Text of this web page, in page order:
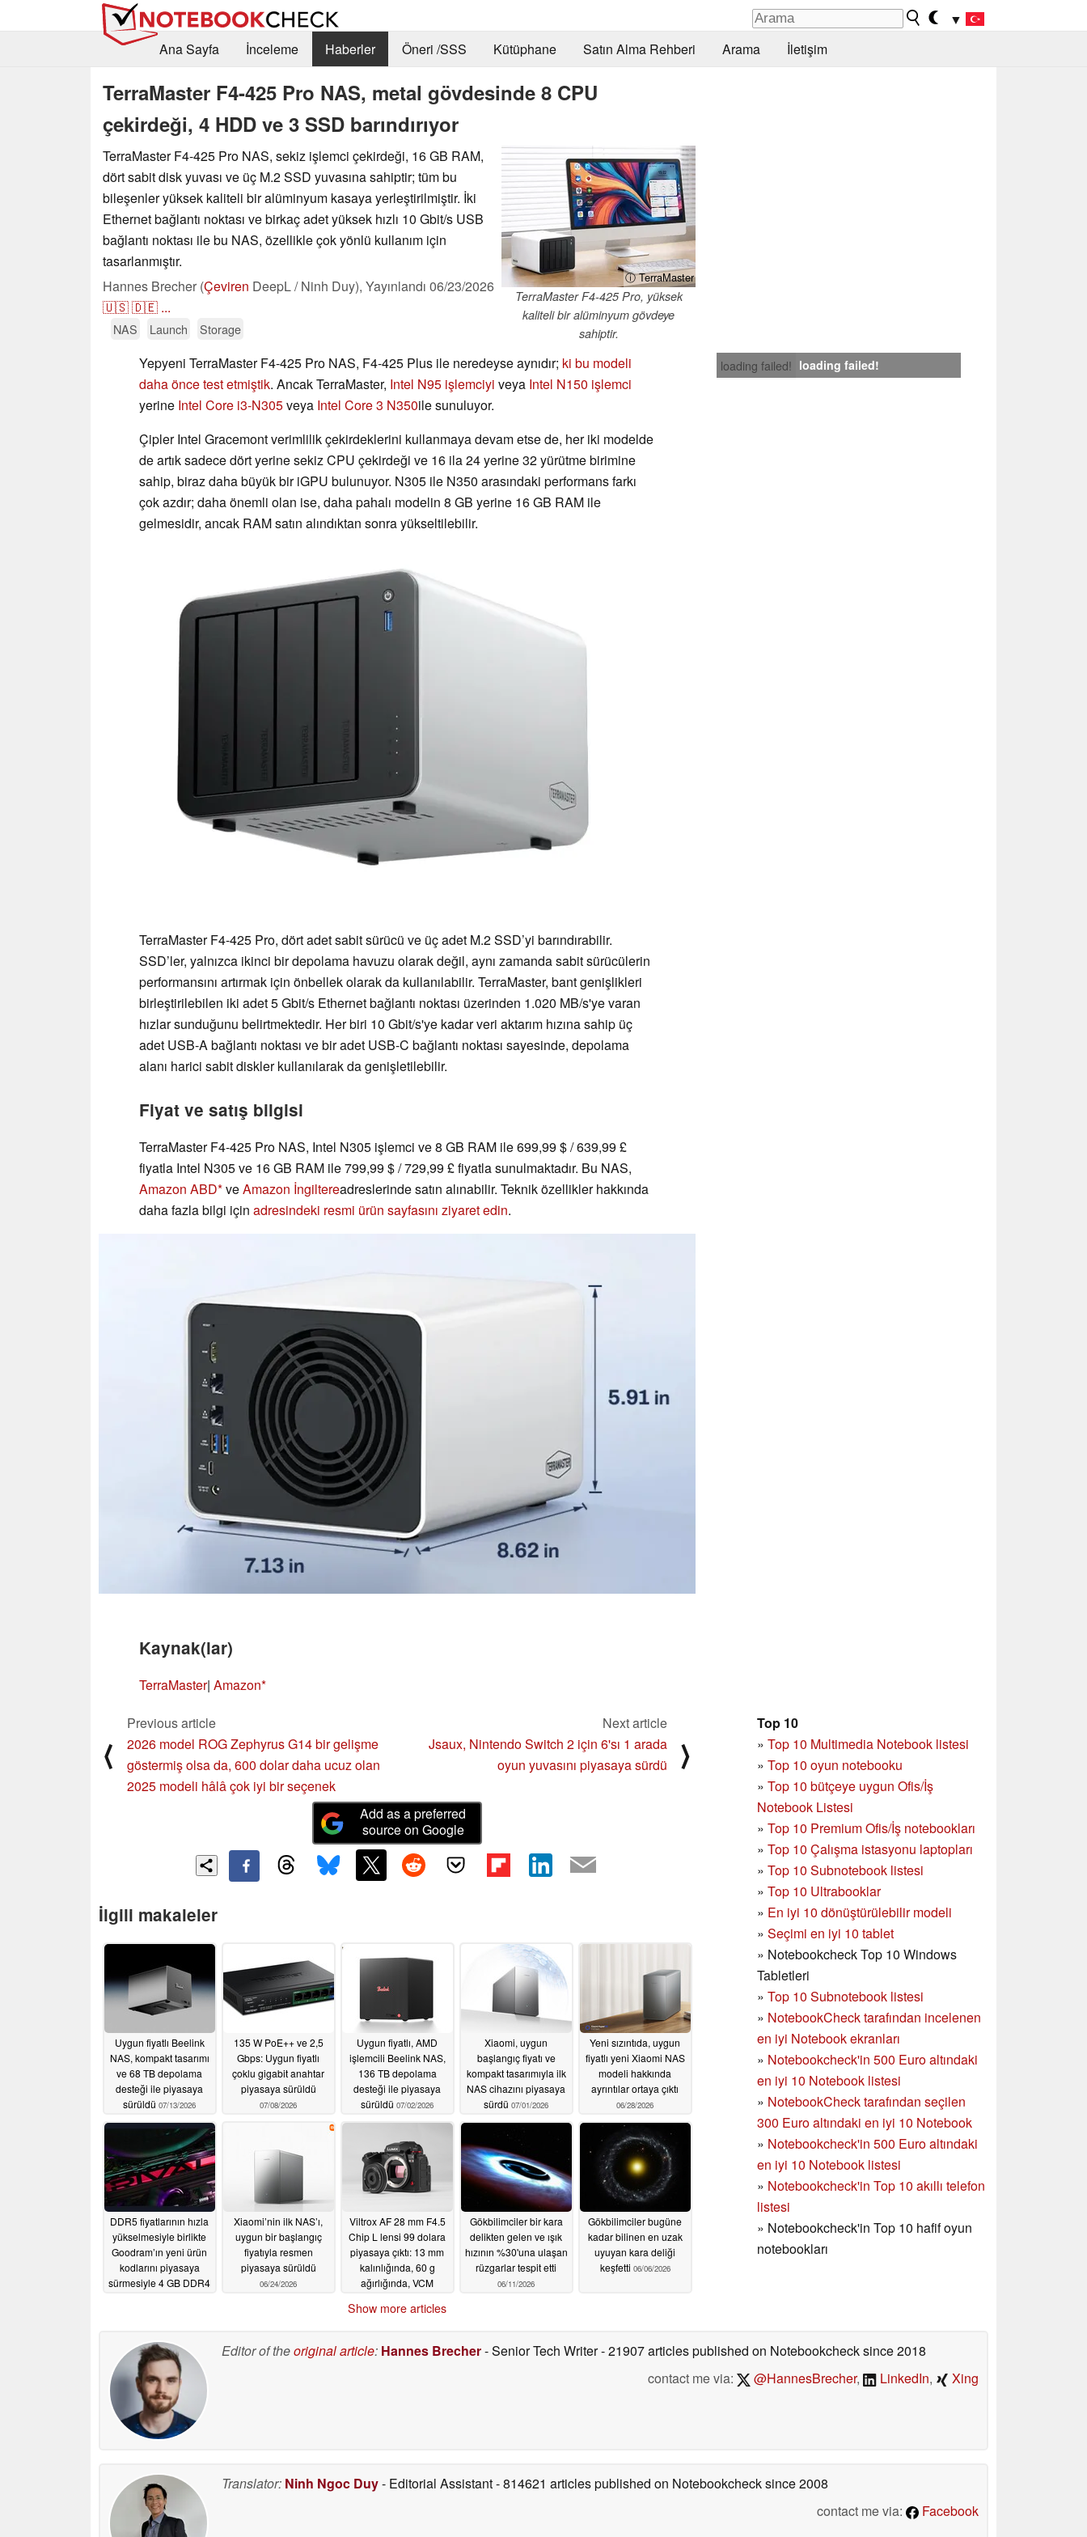
▼
Ana Sayfa
İnceleme Haberler Öneri /SSS Kütüphane Satın Alma Rehberi Arama İletişim
TerraMaster F4-425 Pro NAS, metal gövdesinde 8 CPU
çekirdeği, 4 HDD ve 3 SSD barındırıyor
ⓘ TerraMaster
TerraMaster F4-425 Pro, yüksek
kaliteli bir alüminyum gövdeye
sahiptir.
TerraMaster F4-425 Pro NAS, sekiz işlemci çekirdeği, 16 GB RAM,
dört sabit disk yuvası ve üç M.2 SSD yuvasına sahiptir; tüm bu
bileşenler yüksek kaliteli bir alüminyum kasaya yerleştirilmiştir. İki
Ethernet bağlantı noktası ve birkaç adet yüksek hızlı 10 Gbit/s USB
bağlantı noktası ile bu NAS, özellikle çok yönlü kullanım için
tasarlanmıştır.
Hannes Brecher (Çeviren DeepL / Ninh Duy), Yayınlandı 06/23/2026
🇺🇸🇩🇪 ...
NAS Launch Storage
loading failed! loading failed!
Yepyeni TerraMaster F4-425 Pro NAS, F4-425 Plus ile neredeyse aynıdır; ki bu modeli
daha önce test etmiştik. Ancak TerraMaster, Intel N95 işlemciyi veya Intel N150 işlemci
yerine Intel Core i3-N305veya Intel Core 3 N350ile sunuluyor.
Çipler Intel Gracemont verimlilik çekirdeklerini kullanmaya devam etse de, her iki modelde
de artık sadece dört yerine sekiz CPU çekirdeği ve 16 ila 24 yerine 32 yürütme birimine
sahip, biraz daha büyük bir iGPU bulunuyor. N305 ile N350 arasındaki performans farkı
çok azdır; daha önemli olan ise, daha pahalı modelin 8 GB yerine 16 GB RAM ile
gelmesidir, ancak RAM satın alındıktan sonra yükseltilebilir.
TerraMaster F4-425 Pro, dört adet sabit sürücü ve üç adet M.2 SSD’yi barındırabilir.
SSD’ler, yalnızca ikinci bir depolama havuzu olarak değil, aynı zamanda sabit sürücülerin
performansını artırmak için önbellek olarak da kullanılabilir. TerraMaster, bant genişlikleri
birleştirilebilen iki adet 5 Gbit/s Ethernet bağlantı noktası üzerinden 1.020 MB/s'ye varan
hızlar sunduğunu belirtmektedir. Her biri 10 Gbit/s'ye kadar veri aktarım hızına sahip üç
adet USB-A bağlantı noktası ve bir adet USB-C bağlantı noktası sayesinde, depolama
alanı harici sabit diskler kullanılarak da genişletilebilir.
Fiyat ve satış bilgisi
TerraMaster F4-425 Pro NAS, Intel N305 işlemci ve 8 GB RAM ile 699,99 $ / 639,99 £
fiyatla Intel N305 ve 16 GB RAM ile 799,99 $ / 729,99 £ fiyatla sunulmaktadır. Bu NAS,
Amazon ABD veAmazon İngiltereadreslerinde satın alınabilir. Teknik özellikler hakkında
daha fazla bilgi için adresindeki resmi ürün sayfasını ziyaret edin.
Kaynak(lar)
TerraMaster| Amazon
Top 10
» Top 10 Multimedia Notebook listesi
» Top 10 oyun notebooku
» Top 10 bütçeye uygun Ofis/İş
Notebook Listesi
» Top 10 Premium Ofis/İş notebookları
» Top 10 Çalışma istasyonu laptopları
» Top 10 Subnotebook listesi
» Top 10 Ultrabooklar
» En iyi 10 dönüştürülebilir modeli
» Seçimi en iyi 10 tablet
» Notebookcheck Top 10 Windows
Tabletleri
» Top 10 Subnotebook listesi
» NotebookCheck tarafından incelenen
en iyi Notebook ekranları
» Notebookcheck'in 500 Euro altındaki
en iyi 10 Notebook listesi
» NotebookCheck tarafından seçilen
300 Euro altındaki en iyi 10 Notebook
» Notebookcheck'in 500 Euro altındaki
en iyi 10 Notebook listesi
» Notebookcheck'in Top 10 akıllı telefon
listesi
» Notebookcheck'in Top 10 hafif oyun
notebookları
⟨
Previous article
2026 model ROG Zephyrus G14 bir gelişme
göstermiş olsa da, 600 dolar daha ucuz olan
2025 modeli hâlâ çok iyi bir seçenek
Next article
Jsaux, Nintendo Switch 2 için 6'sı 1 arada
oyun yuvasını piyasaya sürdü
⟩
Add as a preferred
source on Google
İlgili makaleler
Uygun fiyatlı Beelink
NAS, kompakt tasarımı
ve 68 TB depolama
desteği ile piyasaya
sürüldü 07/13/2026
135 W PoE++ ve 2,5
Gbps: Uygun fiyatlı
çoklu gigabit anahtar
piyasaya sürüldü
07/08/2026
Uygun fiyatlı, AMD
işlemcili Beelink NAS,
136 TB depolama
desteği ile piyasaya
sürüldü 07/02/2026
Xiaomi, uygun
başlangıç fiyatı ve
kompakt tasarımıyla ilk
NAS cihazını piyasaya
sürdü 07/01/2026
Yeni sızıntıda, uygun
fiyatlı yeni Xiaomi NAS
modeli hakkında
ayrıntılar ortaya çıktı
06/28/2026
DDR5 fiyatlarının hızla
yükselmesiyle birlikte
Goodram’ın yeni ürün
kodlarını piyasaya
sürmesiyle 4 GB DDR4
Xiaomi’nin ilk NAS’ı,
uygun bir başlangıç
fiyatıyla resmen
piyasaya sürüldü
06/24/2026
Viltrox AF 28 mm F4.5
Chip L lensi 99 dolara
piyasaya çıktı: 13 mm
kalınlığında, 60 g
ağırlığında, VCM
06/17/2026
Gökbilimciler bir kara
delikten gelen ve ışık
hızının %30'una ulaşan
rüzgarlar tespit etti
06/11/2026
Gökbilimciler bugüne
kadar bilinen en uzak
uyuyan kara deliği
keşfetti 06/06/2026
Show more articles
Editor of theoriginal article: Hannes Brecher- Senior Tech Writer- 21907 articles published on Notebookchecksince 2018
contact me via:
@HannesBrecher, LinkedIn, Xing
Translator: Ninh Ngoc Duy- Editorial Assistant- 814621 articles published on Notebookchecksince 2008
contact me via:
Facebook